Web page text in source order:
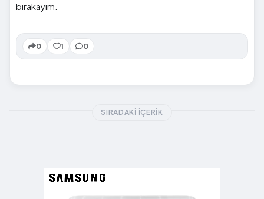
bırakayım.
0 1 0
SIRADAKI İÇERIK